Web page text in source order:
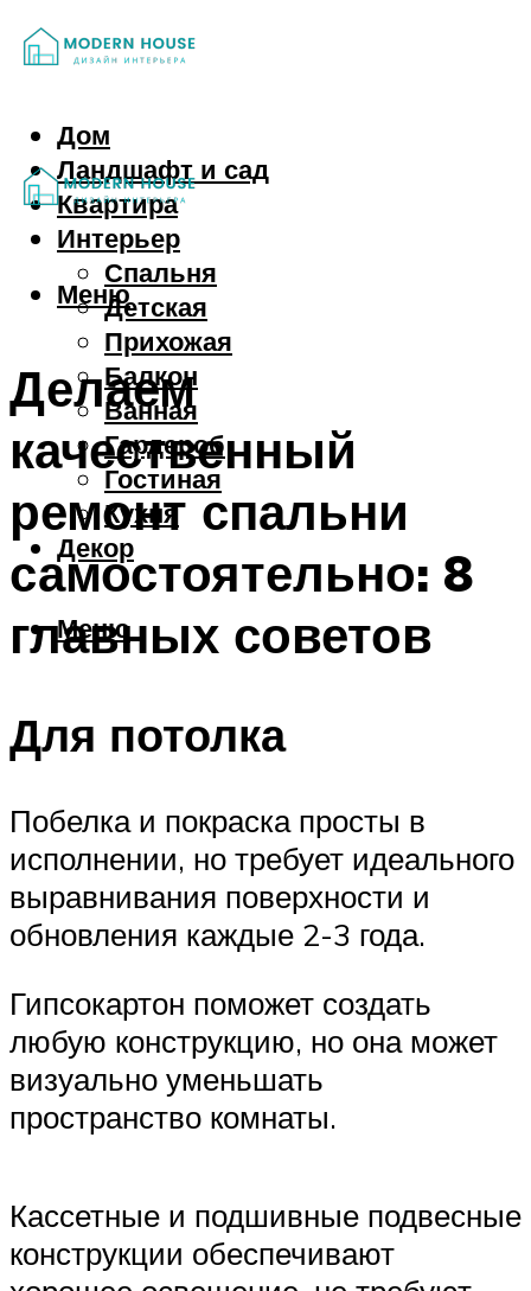
Дом
Ландшафт и сад
Квартира
Интерьер
Спальня
Детская
Прихожая
Балкон
Ванная
Гардероб
Гостиная
Кухня
Декор
Меню
Меню
Делаем
качественный
ремонт спальни
самостоятельно: 8
главных советов
Для потолка
Побелка и покраска просты в
исполнении, но требует идеального
выравнивания поверхности и
обновления каждые 2-3 года.
Гипсокартон поможет создать
любую конструкцию, но она может
визуально уменьшать
пространство комнаты.
Кассетные и подшивные подвесные
конструкции обеспечивают